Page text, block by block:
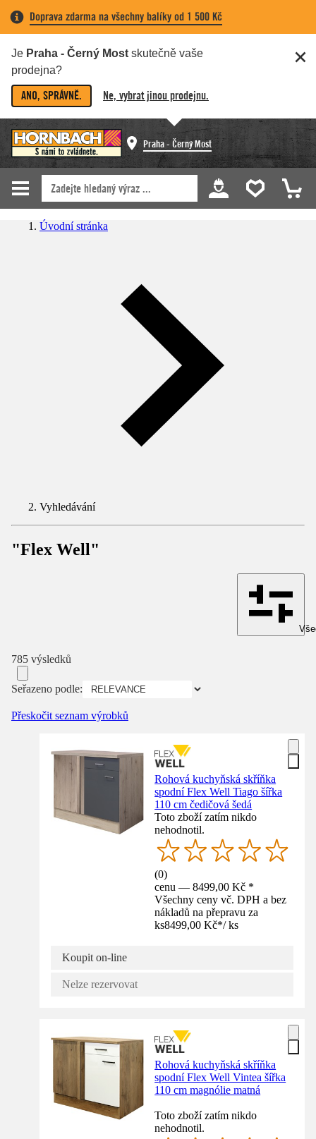
Doprava zdarma na všechny balíky od 1 500 Kč
Je Praha - Černý Most skutečně vaše
prodejna?
ANO, SPRÁVNĚ. Ne, vybrat jinou prodejnu.
Praha - Černý Most
Úvodní stránka
Vyhledávání
"Flex Well"
785 výsledků
Seřazeno podle:
Přeskočit seznam výrobků
Rohová kuchyňská skříňka
spodní Flex Well Tiago šířka
110 cm čedičová šedá
Toto zboží zatím nikdo
nehodnotil.
(0)
cenu — 8499,00 Kč *
Všechny ceny vč. DPH a bez
nákladů na přepravu za
ks8499,00 Kč*/ ks
Koupit on-line
Nelze rezervovat
Rohová kuchyňská skříňka
spodní Flex Well Vintea šířka
110 cm magnólie matná
Toto zboží zatím nikdo
nehodnotil.